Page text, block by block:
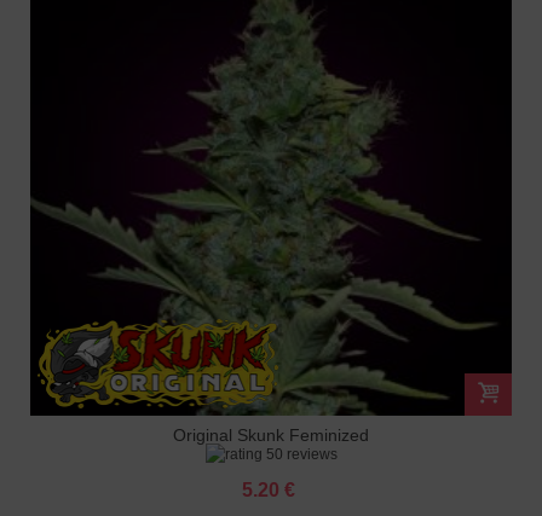
Original Skunk Feminized
50 reviews
5.20 €